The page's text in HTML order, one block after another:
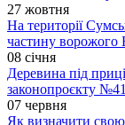
27 жовтня
На території
частину
08 січня
Деревина під
законопроєкту
07 червня
Як визначити свою